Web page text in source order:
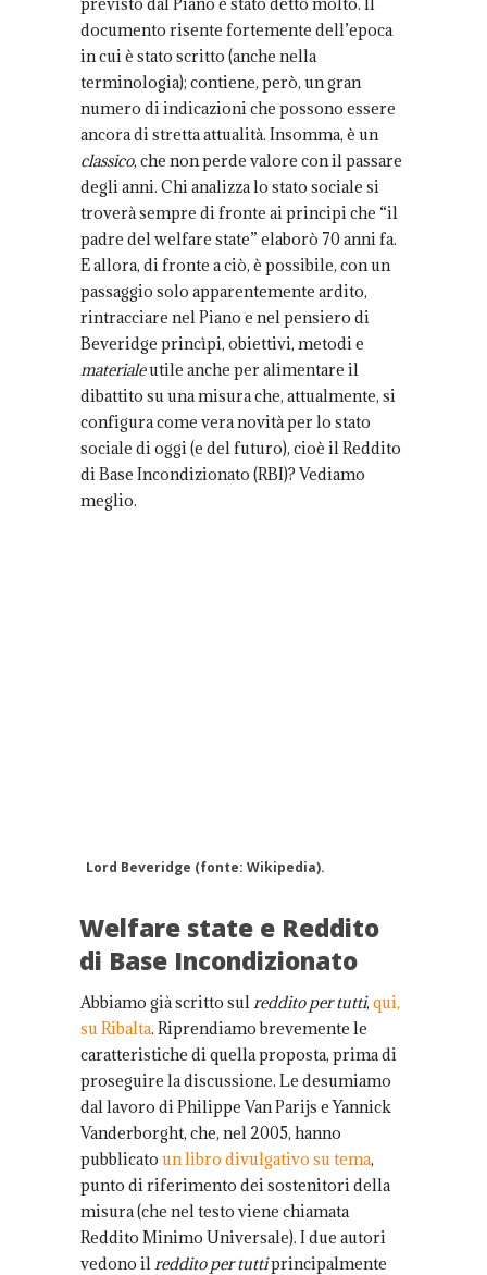
previsto dal Piano è stato detto molto. Il
documento risente fortemente dell’epoca
in cui è stato scritto (anche nella
terminologia); contiene, però, un gran
numero di indicazioni che possono essere
ancora di stretta attualità. Insomma, è un
classico, che non perde valore con il passare
degli anni. Chi analizza lo stato sociale si
troverà sempre di fronte ai principi che “il
padre del welfare state” elaborò 70 anni fa.
E allora, di fronte a ciò, è possibile, con un
passaggio solo apparentemente ardito,
rintracciare nel Piano e nel pensiero di
Beveridge princìpi, obiettivi, metodi e
materialeutile anche per alimentare il
dibattito su una misura che, attualmente, si
configura come vera novità per lo stato
sociale di oggi (e del futuro), cioè il Reddito
di Base Incondizionato (RBI)? Vediamo
meglio.
Lord Beveridge (fonte: Wikipedia).
Welfare state e Reddito
di Base Incondizionato
Abbiamo già scritto sulreddito per tutti, qui,
su Ribalta. Riprendiamo brevemente le
caratteristiche di quella proposta, prima di
proseguire la discussione. Le desumiamo
dal lavoro di Philippe Van Parijs e Yannick
Vanderborght, che, nel 2005, hanno
pubblicato un libro divulgativo su tema,
punto di riferimento dei sostenitori della
misura (che nel testo viene chiamata
Reddito Minimo Universale). I due autori
vedono ilreddito per tuttiprincipalmente